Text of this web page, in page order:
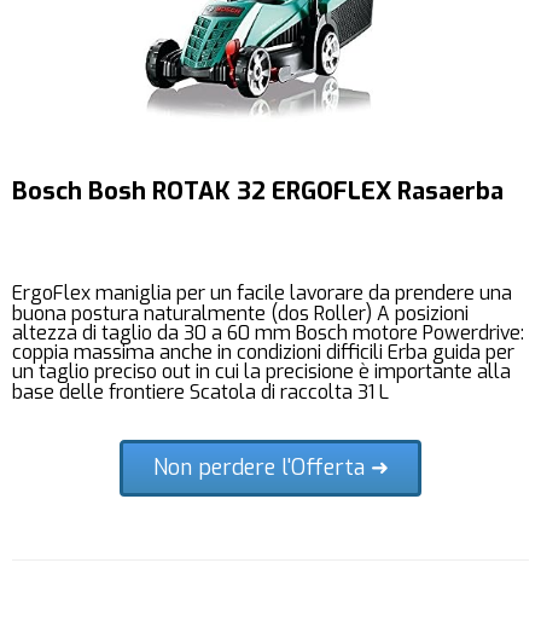
Bosch Bosh ROTAK 32 ERGOFLEX Rasaerba
ErgoFlex maniglia per un facile lavorare da prendere una
buona postura naturalmente (dos Roller) A posizioni
altezza di taglio da 30 a 60 mm Bosch motore Powerdrive:
coppia massima anche in condizioni difficili Erba guida per
un taglio preciso out in cui la precisione è importante alla
base delle frontiere Scatola di raccolta 31 L
Non perdere l'Offerta ➜